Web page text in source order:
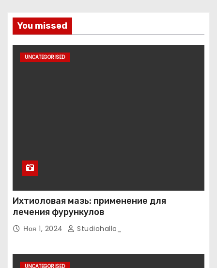
You missed
UNCATEGORISED
Ихтиоловая мазь: применение для
лечения фурункулов
Ноя 1, 2024 Studiohallo_
UNCATEGORISED